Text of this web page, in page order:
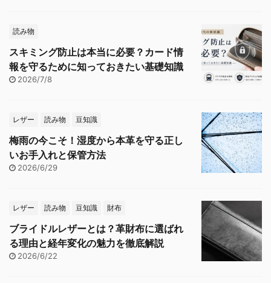
読み物
スキミング防止は本当に必要？カード情
報を守るために知っておきたい基礎知識
2026/7/8
レザー 読み物 豆知識
梅雨の今こそ！湿度から本革を守る正し
いお手入れと保管方法
2026/6/29
レザー 読み物 豆知識 財布
ブライドルレザーとは？革財布に選ばれ
る理由と経年変化の魅力を徹底解説
2026/6/22